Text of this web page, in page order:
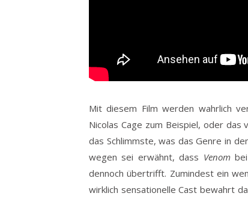
Mit diesem Film werden wahrlich
Nicolas Cage zum Beispiel, oder
das Schlimmste, was das Genre in
wegen sei erwähnt, dass Venombei
dennoch übertrifft. Zumindest ein
wirklich sensationelle Cast bewahrt